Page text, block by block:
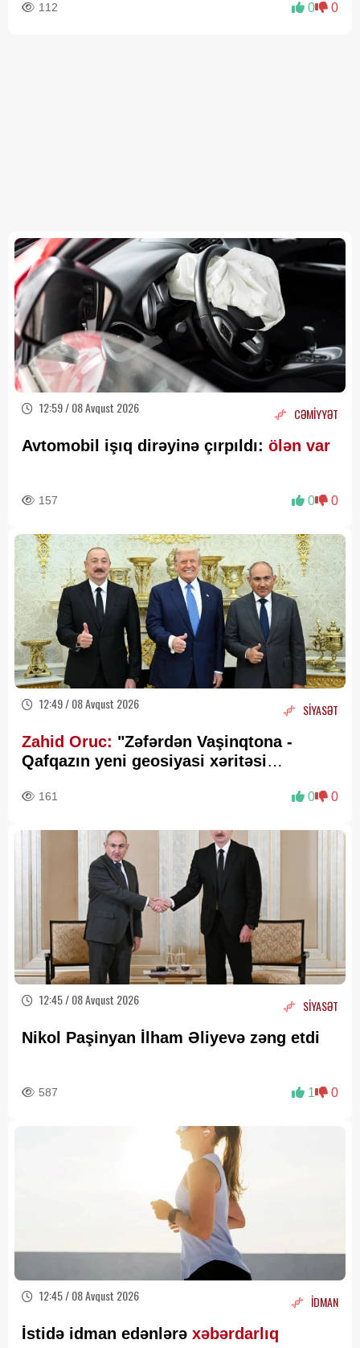
112 0 0
12:59 / 08 Avqust 2026 CƏMİYYƏT
Avtomobil işıq dirəyinə çırpıldı: ölən var
157 0 0
12:49 / 08 Avqust 2026 SİYASƏT
Zahid Oruc: "Zəfərdən Vaşinqtona -
Qafqazın yeni geosiyasi xəritəsi
161 0 0
12:45 / 08 Avqust 2026 SİYASƏT
Nikol Paşinyan İlham Əliyevə zəng etdi
587 1 0
12:45 / 08 Avqust 2026 İDMAN
İstidə idman edənlərə xəbərdarlıq